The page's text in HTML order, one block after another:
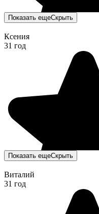
Показать ещеСкрыть
Ксения
31 год
Показать ещеСкрыть
Виталий
31 год